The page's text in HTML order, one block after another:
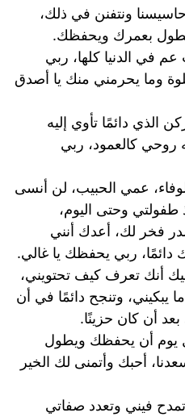
ونتفنن في ذلك،
بعمرك ويحفظك.
في الدنيا كلها، ربي
وما يحرمني منك يا أصدق
الذي دائمًا تأوي إليه
روحي كالعمود، ربي
عمي الحبيب، لن أنسى
طفولتي وحتى اليوم،
فخر لك، أعدك أنني
ربي يحفظك يا غالي.
أنك تعرف كيف تحتويني،
وتنجح دائمًا في أن
أن كان حزينًا.
يوم أن يحفظك ويطول
أحبك وأتمنى لك الخير
فيني وتعدد صفاتي